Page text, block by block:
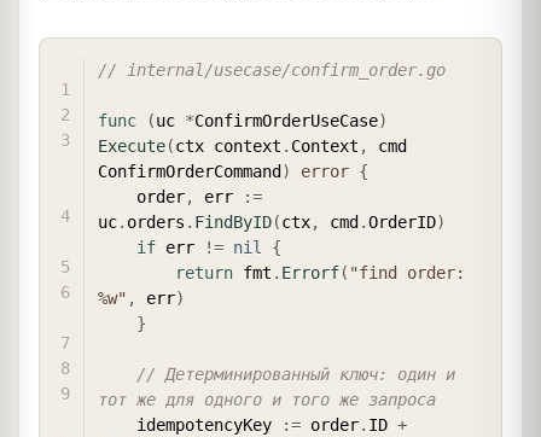
// internal/usecase/confirm_order.go
func (uc *ConfirmOrderUseCase)
Execute(ctx context . Context ,
cmd
ConfirmOrderCommand ) error {
    order
, err
:=
uc. orders . FindByID(ctx, cmd .OrderID)
if err != nil
{
return fmt . Errorf( "find order:
%w" , err)
}
// Детерминированный ключ: один и
тот же для одного и того же запроса
    idempotencyKey
:= order. ID +